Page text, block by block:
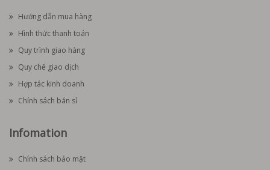
Hướng dẫn mua hàng
Hình thức thanh toán
Quy trình giao hàng
Quy chế giao dịch
Hợp tác kinh doanh
Chính sách bán sỉ
Infomation
Chính sách bảo mật